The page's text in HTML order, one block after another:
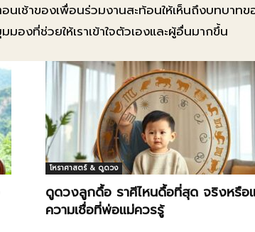
รู้
วา
เช้าของเพื่อนร่วมงานสะท้อนให้เห็นถึงบทบาทข
มองที่ช่วยให้เราเข้าใจตัวเองและผู้อื่นมากขึ้น
โหราศาสตร์ & ดูดวง
ดูดวงลูกดื้อ ราศีไหนดื้อที่สุด จริงหรือ
ความเชื่อที่พ่อแม่ควรรู้